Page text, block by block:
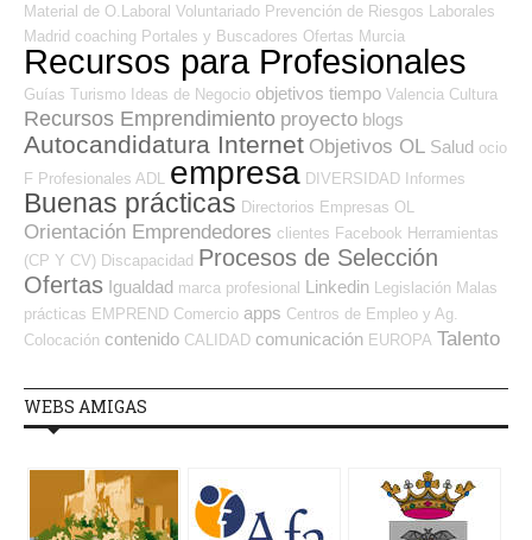
Material de O.Laboral Voluntariado Prevención de Riesgos Laborales
Madrid coaching Portales y Buscadores Ofertas Murcia
Recursos para Profesionales
Guías Turismo Ideas de Negocio objetivos tiempo Valencia Cultura
Recursos Emprendimiento proyecto blogs
Autocandidatura Internet Objetivos OL Salud ocio
F Profesionales ADL empresa DIVERSIDAD Informes
Buenas prácticas Directorios Empresas OL
Orientación Emprendedores clientes Facebook Herramientas
(CP Y CV) Discapacidad Procesos de Selección
Ofertas Igualdad marca profesional Linkedin Legislación Malas
prácticas EMPREND Comercio apps Centros de Empleo y Ag.
Colocación contenido CALIDAD comunicación EUROPA Talento
WEBS AMIGAS